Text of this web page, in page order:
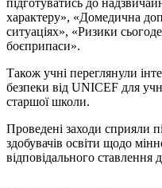
характеру», «Домедична
ситуаціях», «Ризики
боєприпаси».
Також учні переглянули
безпеки від UNICEF для
старшої школи.
Проведені заходи сприяли
здобувачів освіти щодо
відповідального ставлення